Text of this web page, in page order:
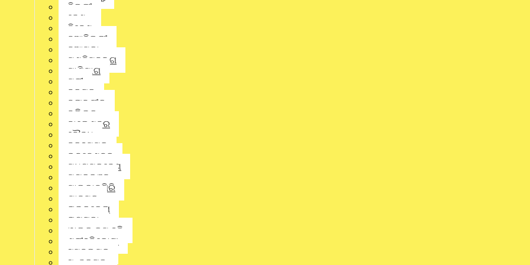
ଦିଲ୍ଲୀ
ଦେଶ
ନିବେଶ
ନୂଆଦିଲ୍ଲୀ
ନୂଆପଡା
ପଶ୍ଚିମବଙ୍ଗ
ପାଣିପାଗ
ପୁରୀ
ବରଗଡ଼
ବଲାଙ୍ଗୀର
ବଲିଉଡ୍
ବାଲେଶ୍ଵର
ବୌଦ୍ଧ
ବ୍ରହ୍ମପୁର
ଭୁବନେଶ୍ବର
ମଧ୍ୟପ୍ରଦେଶ
ମୟୂରଭଞ୍ଜ
ମାଲକାନଗିରି
ଯାଜପୁର
ରାଉରକେଲା
ରାୟଗଡ଼ା
ୱାଲ୍ଡ କପ୍ ହକି
ଶ୍ରୀହରିକୋଟା
ସମ୍ବଲପୁର
ସୁନ୍ଦରଗଡ଼
District Odisha ,State